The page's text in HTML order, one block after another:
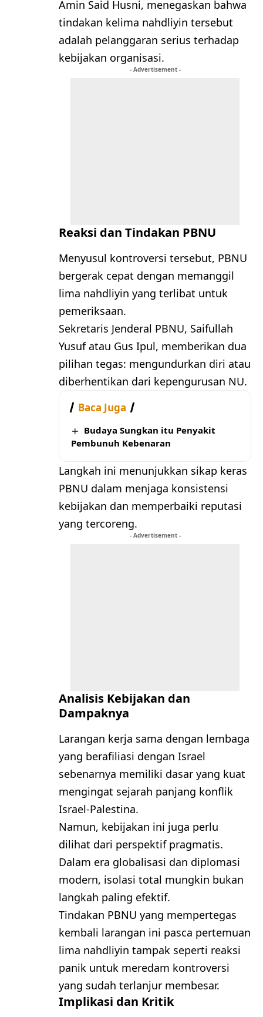
Amin Said Husni, menegaskan bahwa
tindakan kelima nahdliyin tersebut
adalah pelanggaran serius terhadap
kebijakan organisasi.
- Advertisement -
Reaksi dan Tindakan PBNU
Menyusul kontroversi tersebut, PBNU
bergerak cepat dengan memanggil
lima nahdliyin yang terlibat untuk
pemeriksaan.
Sekretaris Jenderal PBNU, Saifullah
Yusuf atau Gus Ipul, memberikan dua
pilihan tegas: mengundurkan diri atau
diberhentikan dari kepengurusan NU.
Baca Juga
Budaya Sungkan itu Penyakit
Pembunuh Kebenaran
Langkah ini menunjukkan sikap keras
PBNU dalam menjaga konsistensi
kebijakan dan memperbaiki reputasi
yang tercoreng.
- Advertisement -
Analisis Kebijakan dan
Dampaknya
Larangan kerja sama dengan lembaga
yang berafiliasi dengan Israel
sebenarnya memiliki dasar yang kuat
mengingat sejarah panjang konflik
Israel-Palestina.
Namun, kebijakan ini juga perlu
dilihat dari perspektif pragmatis.
Dalam era globalisasi dan diplomasi
modern, isolasi total mungkin bukan
langkah paling efektif.
Tindakan PBNU yang mempertegas
kembali larangan ini pasca pertemuan
lima nahdliyin tampak seperti reaksi
panik untuk meredam kontroversi
yang sudah terlanjur membesar.
Implikasi dan Kritik